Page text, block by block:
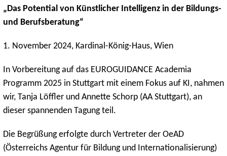
„Das Potential von Künstlicher Intelligenz in der Bildungs-
und Berufsberatung“
1. November 2024, Kardinal-König-Haus, Wien
In Vorbereitung auf das EUROGUIDANCE Academia
Programm 2025 in Stuttgart mit einem Fokus auf KI, nahmen
wir, Tanja Löffler und Annette Schorp (AA Stuttgart), an
dieser spannenden Tagung teil.
Die Begrüßung erfolgte durch Vertreter der OeAD
(Österreichs Agentur für Bildung und Internationalisierung)